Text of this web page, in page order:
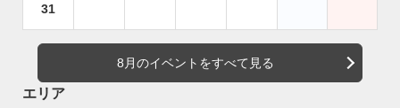
31
8月のイベントをすべて見る
エリア